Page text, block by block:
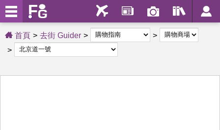
首頁 去街 Guider